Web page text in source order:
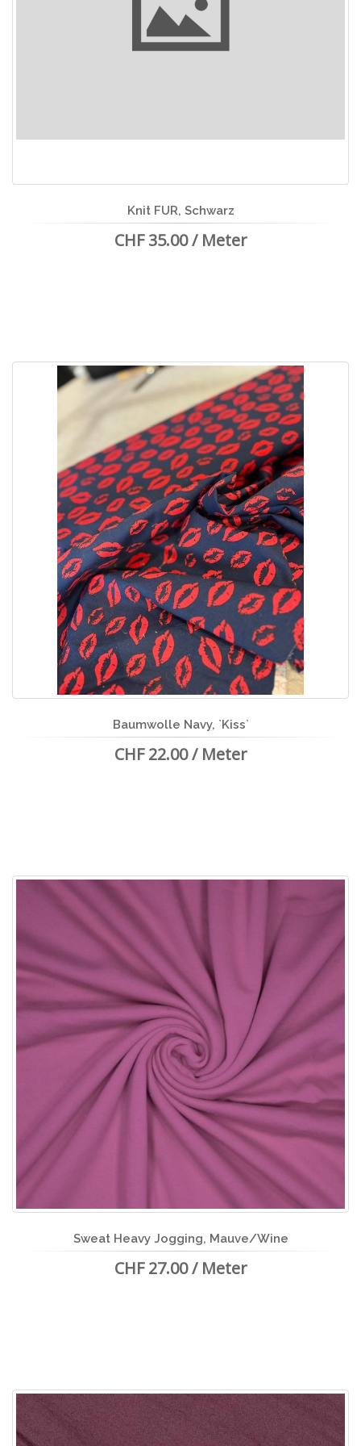
Knit FUR, Schwarz
CHF 35.00 / Meter
Baumwolle Navy, `Kiss`
CHF 22.00 / Meter
Sweat Heavy Jogging, Mauve/Wine
CHF 27.00 / Meter